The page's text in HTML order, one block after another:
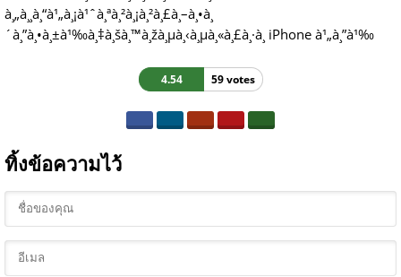
à¸„à¸¸à¸“à¹„à¸¡à¹ˆà¸ªà¸²à¸¡à¸²à¸£à¸–à¸•à¸
´à¸”à¸•à¸±à¹‰à¸‡à¸šà¸™à¸žà¸µà¸‹à¸µà¸«à¸£à¸·à¸­ iPhone à¹„à¸”à¹‰
4.54 59 votes
ทิ้งข้อความไว้